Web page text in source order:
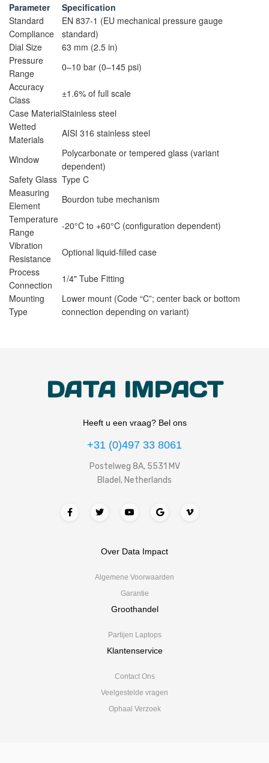
Parameter
Specification
Standard
Compliance
EN 837-1 (EU mechanical pressure gauge
standard)
Dial Size
63 mm (2.5 in)
Pressure
Range
0–10 bar (0–145 psi)
Accuracy
Class
±1.6% of full scale
Case MaterialStainless steel
Wetted
Materials
AISI 316 stainless steel
Window
Polycarbonate or tempered glass (variant
dependent)
Safety Glass Type C
Measuring
Element
Bourdon tube mechanism
Temperature
Range
-20°C to +60°C (configuration dependent)
Vibration
Resistance
Optional liquid-filled case
Process
Connection
1/4" Tube Fitting
Mounting
Type
Lower mount (Code “C”; center back or bottom
connection depending on variant)
DATA IMPACT
Heeft u een vraag? Bel ons
+31 (0)497 33 8061
Postelweg 8A, 5531 MV
Bladel, Netherlands
Over Data Impact
Algemene Voorwaarden
Garantie
Groothandel
Partijen Laptops
Klantenservice
Contact Ons
Veelgestelde vragen
Ophaal Verzoek